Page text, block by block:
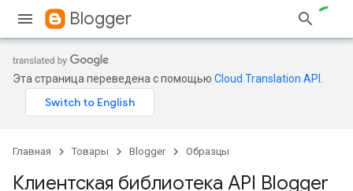
Blogger
Эта страница переведена с помощью Cloud Translation API
Главная Товары Blogger Образцы
Клиентская библиотека API Blogger